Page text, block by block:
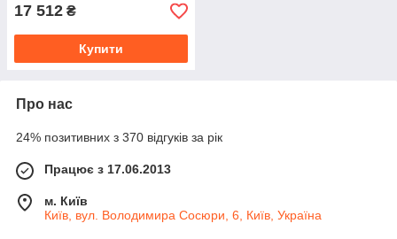
17 512 ₴
Купити
Про нас
24% позитивних з 370 відгуків за рік
Працює з 17.06.2013
м. Київ
Київ, вул. Володимира Сосюри, 6, Київ, Україна